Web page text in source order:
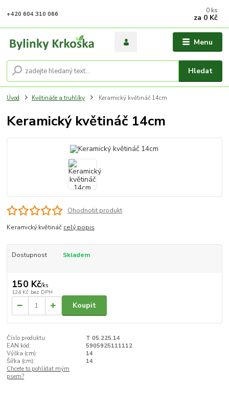
Menu
Hledat
+420 604 310 066 0 ks
za 0 Kč
Úvod Květináče a truhlíky Keramický květináč 14cm
Keramický květináč 14cm
Ohodnotit produkt
Keramický květináč celý popis
Dostupnost Skladem
150 Kč/ks
124 Kč bez DPH
Koupit
Číslo produktu:
T 05.225.14
EAN kód:
5905925111112
Výška (cm):
14
Šířka (cm):
14
Chcete to pohlídat mým
psem?